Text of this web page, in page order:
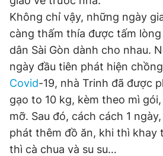
Không chỉ vậy, những ngày
càng thấm thía được tấm
dân Sài Gòn dành cho nhau.
ngày đầu tiên phát hiện
Covid-19, nhà Trinh đã được
gạo to 10 kg, kèm theo mì
mỡ. Sau đó, cách cách 1
phát thêm đồ ăn, khi thì khay
thì cà chua và su su…